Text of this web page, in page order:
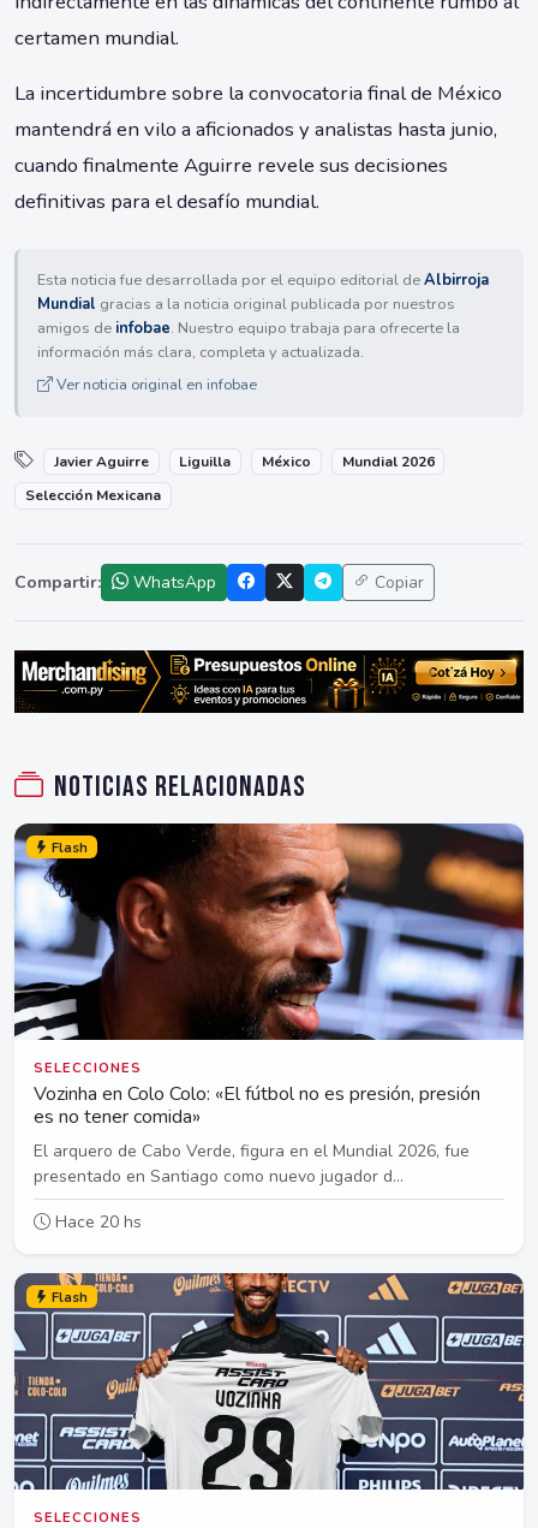
certamen mundial.
La incertidumbre sobre la convocatoria final de México
mantendrá en vilo a aficionados y analistas hasta junio,
cuando finalmente Aguirre revele sus decisiones
definitivas para el desafío mundial.
Esta noticia fue desarrollada por el equipo editorial deAlbirroja
Mundial gracias a la noticia original publicada por nuestros
amigos de infobae. Nuestro equipo trabaja para ofrecerte la
información más clara, completa y actualizada.
Ver noticia original en infobae
Javier Aguirre Liguilla México
Mundial 2026
Selección Mexicana
Compartir: WhatsApp Copiar
Noticias relacionadas
Flash
SELECCIONES
Vozinha en Colo Colo: «El fútbol no es presión, presión
es no tener comida»
El arquero de Cabo Verde, figura en el Mundial 2026, fue
presentado en Santiago como nuevo jugador d...
Hace 20 hs
Flash
SELECCIONES